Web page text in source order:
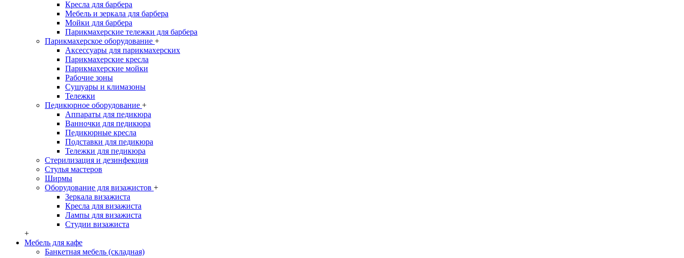
Кресла для барбера
Мебель и зеркала для барбера
Мойки для барбера
Парикмахерские тележки для барбера
Парикмахерское оборудование +
Аксессуары для парикмахерских
Парикмахерские кресла
Парикмахерские мойки
Рабочие зоны
Сушуары и климазоны
Тележки
Педикюрное оборудование +
Аппараты для педикюра
Ванночки для педикюра
Педикюрные кресла
Подставки для педикюра
Тележки для педикюра
Стерилизация и дезинфекция
Стулья мастеров
Ширмы
Оборудование для визажистов +
Зеркала визажиста
Кресла для визажиста
Лампы для визажиста
Студии визажиста
+
Мебель для кафе
Банкетная мебель (складная)